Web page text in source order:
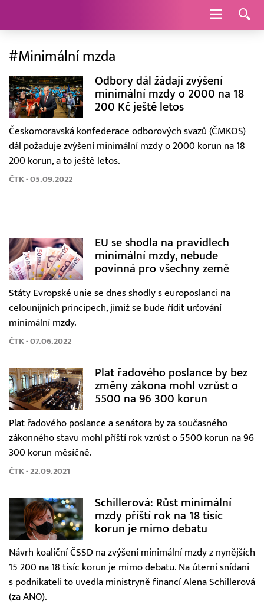
Navigace
#Minimální mzda
Odbory dál žádají zvýšení
minimální mzdy o 2000 na 18
200 Kč ještě letos
Českomoravská konfederace odborových svazů (ČMKOS)
dál požaduje zvýšení minimální mzdy o 2000 korun na 18
200 korun, a to ještě letos.
ČTK - 05.09.2022
EU se shodla na pravidlech
minimální mzdy, nebude
povinná pro všechny země
Státy Evropské unie se dnes shodly s europoslanci na
celounijních principech, jimiž se bude řídit určování
minimální mzdy.
ČTK - 07.06.2022
Plat řadového poslance by bez
změny zákona mohl vzrůst o
5500 na 96 300 korun
Plat řadového poslance a senátora by za současného
zákonného stavu mohl příští rok vzrůst o 5500 korun na 96
300 korun měsíčně.
ČTK - 22.09.2021
Schillerová: Růst minimální
mzdy příští rok na 18 tisíc
korun je mimo debatu
Návrh koaliční ČSSD na zvýšení minimální mzdy z nynějších
15 200 na 18 tisíc korun je mimo debatu. Na úterní snídani
s podnikateli to uvedla ministryně financí Alena Schillerová
(za ANO).